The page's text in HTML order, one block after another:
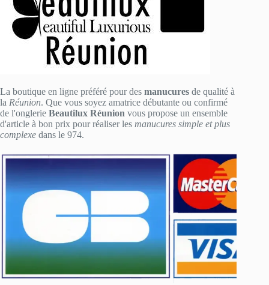
La boutique en ligne préféré pour des manucures de qualité à
la Réunion. Que vous soyez amatrice débutante ou confirmé
de l'onglerie Beautilux Réunion vous propose un ensemble
d'article à bon prix pour réaliser les manucures simple et plus
complexe dans le 974.